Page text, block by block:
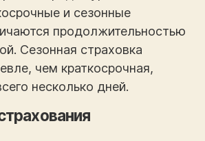
и сезонные
продолжительностью
Сезонная страховка
чем краткосрочная,
несколько дней.